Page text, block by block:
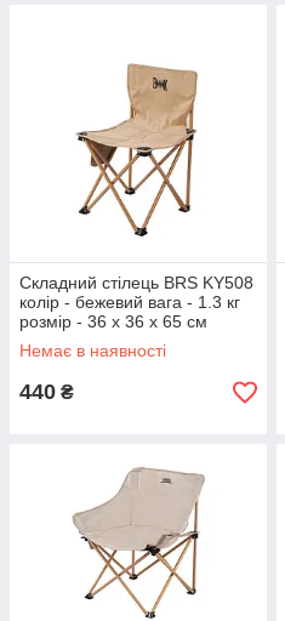
Складний стілець BRS KY508
колір - бежевий вага - 1.3 кг
розмір - 36 х 36 х 65 см
Немає в наявності
440 ₴